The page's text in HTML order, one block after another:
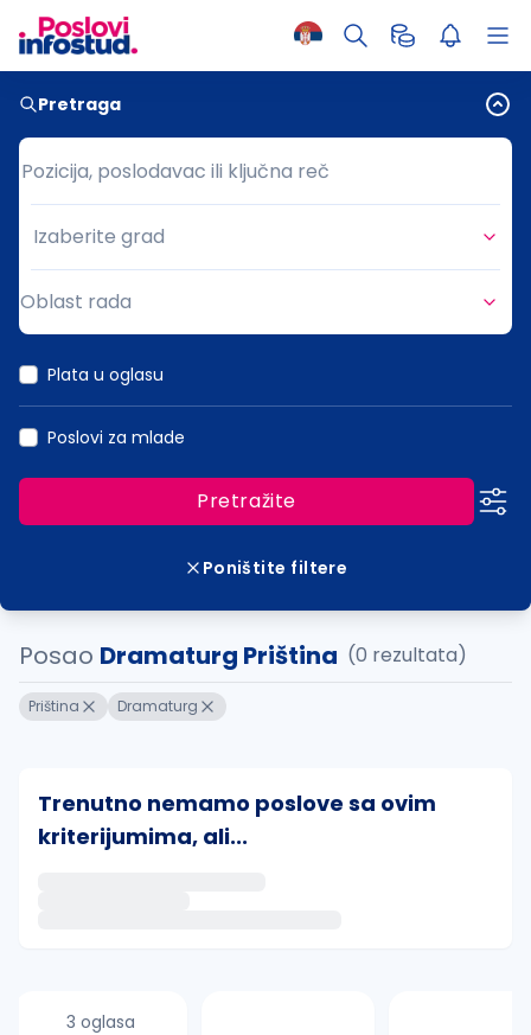
Pretraga
Pozicija, poslodavac ili ključna reč
Pozicija, poslodavac ili ključna reč
Grad
Izaberite grad
Oblast rada
Plata u oglasu
Poslovi za mlade
Pretražite
Poništite filtere
Posao Dramaturg Priština (0 rezultata)
Priština Dramaturg
Trenutno nemamo poslove sa ovim
kriterijumima, ali...
3 oglasa